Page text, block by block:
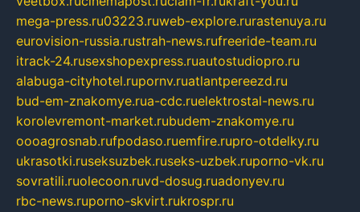
mega-press.ru03223.ruweb-explore.rurastenuya.ru
eurovision-russia.rustrah-news.rufreeride-team.ru
itrack-24.rusexshopexpress.ruautostudiopro.ru
alabuga-cityhotel.rupornv.ruatlantpereezd.ru
bud-em-znakomye.rua-cdc.ruelektrostal-news.ru
korolevremont-market.rubudem-znakomye.ru
oooagrosnab.rufpodaso.ruemfire.rupro-otdelky.ru
ukrasotki.ruseksuzbek.ruseks-uzbek.ruporno-vk.ru
sovratili.ruolecoon.ruvd-dosug.ruadonyev.ru
rbc-news.ruporno-skvirt.rukrospr.ru